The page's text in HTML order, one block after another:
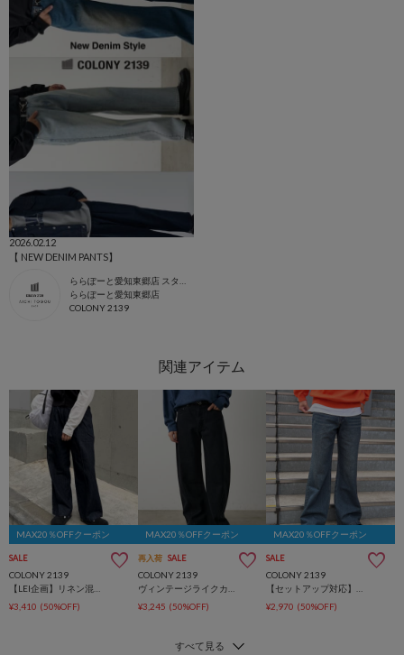
2026.02.12
【 NEW DENIM PANTS】
ららぽーと愛知東郷店 スタッフ
ららぽーと愛知東郷店
COLONY 2139
MAX20％OFFクーポン
SALE
COLONY 2139
¥3,410 (50%OFF)
MAX20％OFFクーポン
再入荷 SALE
COLONY 2139
¥3,245 (50%OFF)
MAX20％OFFクーポン
SALE
COLONY 2139
¥2,970 (50%OFF)